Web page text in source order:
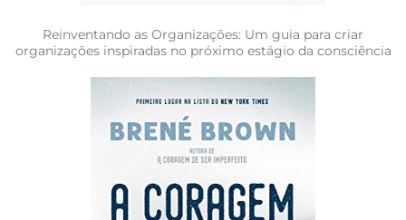
Reinventando as Organizações: Um guia para criar
organizações inspiradas no próximo estágio da consciência